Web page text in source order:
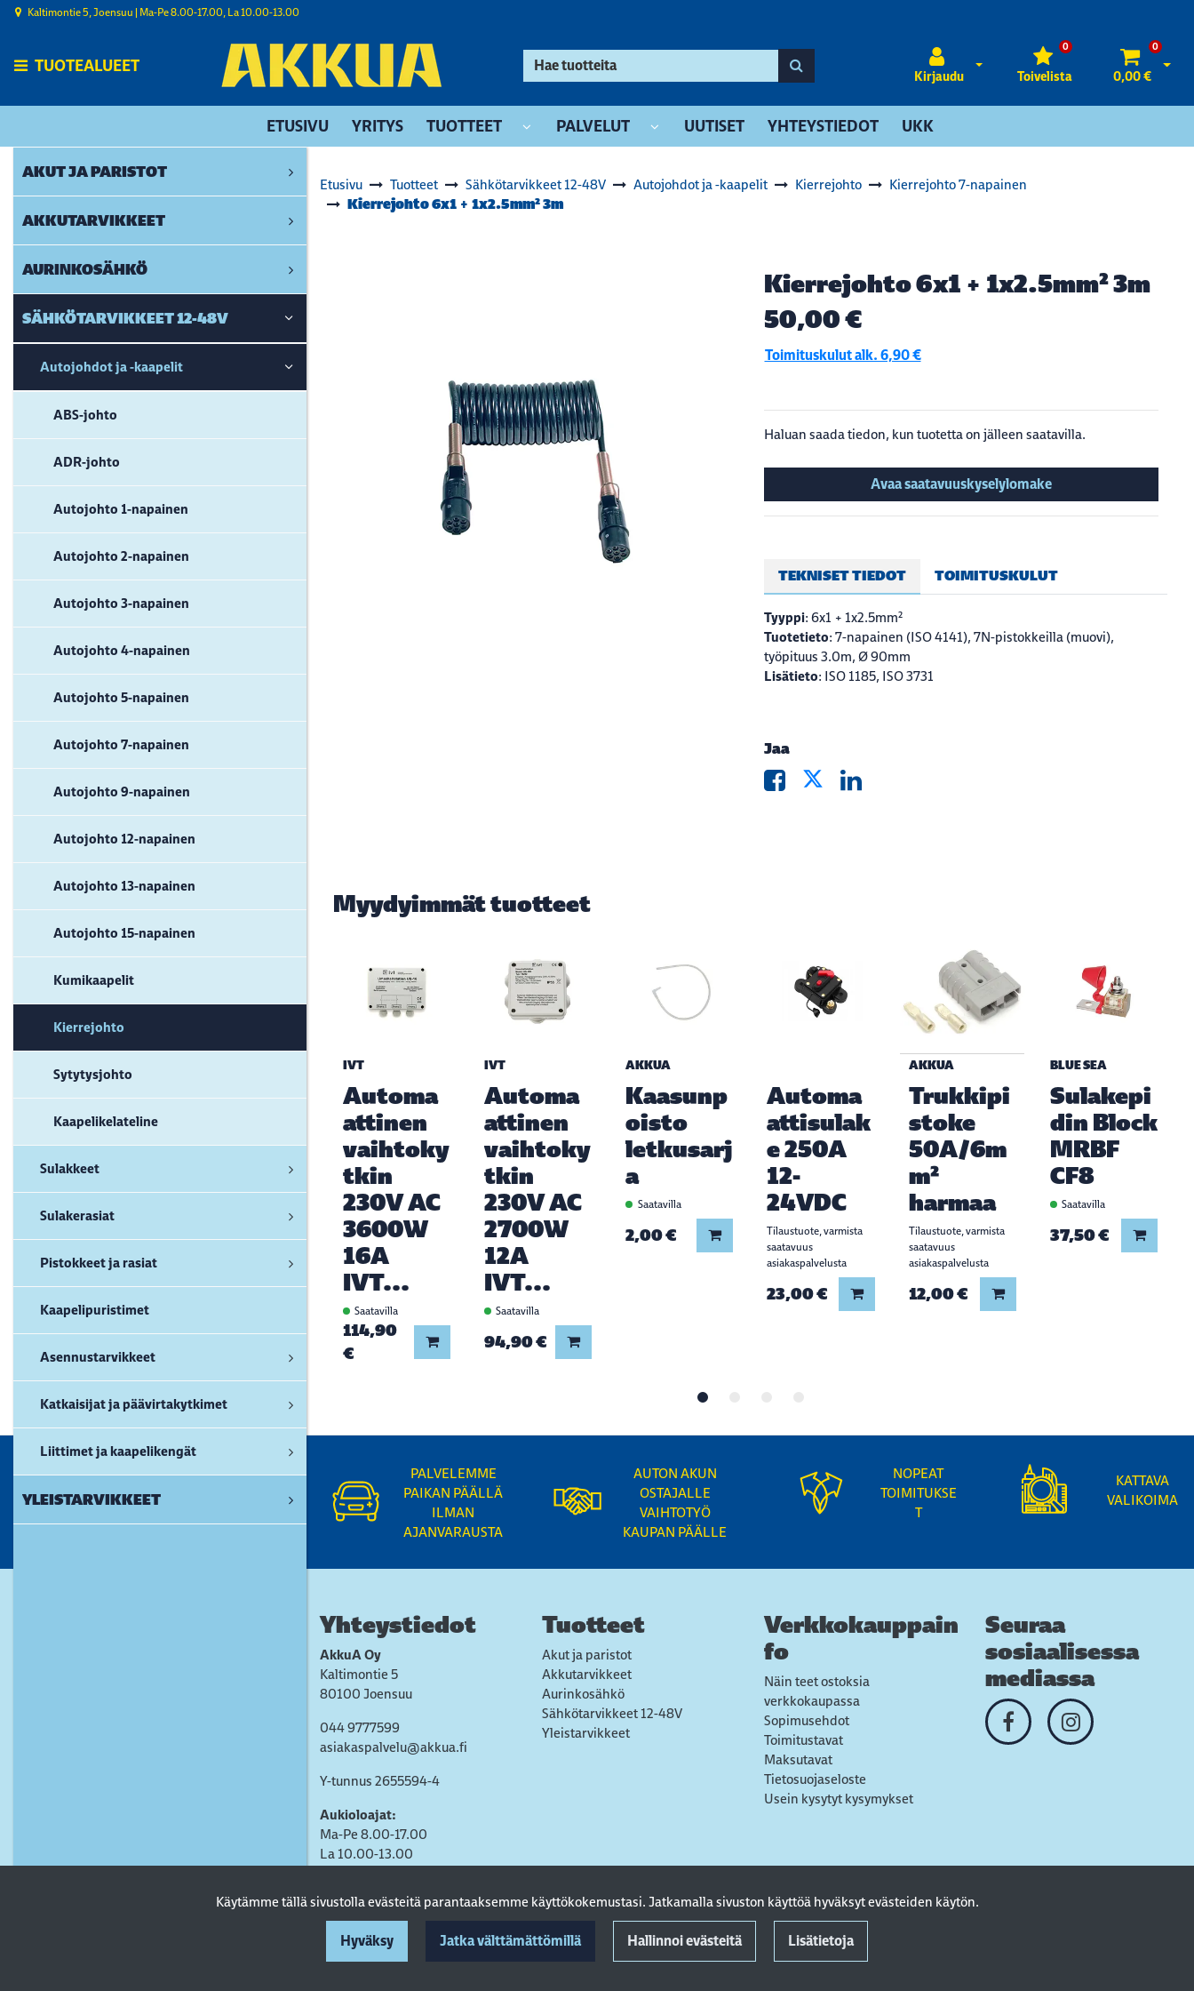
Käytämme tällä sivustolla evästeitä parantaaksemme käyttökokemustasi. Jatkamalla sivuston käyttöä hyväksyt evästeiden käytön.
Hyväksy Jatka välttämättömillä Hallinnoi evästeitä Lisätietoja
Siirry pääsisältöön
Kaltimontie 5, Joensuu | ​Ma-Pe 8.00-17.00, La 10.00-13.00
TUOTEALUEET
Kirjaudu
Avaa kirjautuminen
Toivelista
0 0
0,00 €
ETUSIVU YRITYS TUOTTEET PALVELUT UUTISET YHTEYSTIEDOT UKK
AKUT JA PARISTOT
AKKUTARVIKKEET
AURINKOSÄHKÖ
SÄHKÖTARVIKKEET 12-48V
Autojohdot ja -kaapelit
ABS-johto
ADR-johto
Autojohto 1-napainen
Autojohto 2-napainen
Autojohto 3-napainen
Autojohto 4-napainen
Autojohto 5-napainen
Autojohto 7-napainen
Autojohto 9-napainen
Autojohto 12-napainen
Autojohto 13-napainen
Autojohto 15-napainen
Kumikaapelit
Kierrejohto
Sytytysjohto
Kaapelikelateline
Sulakkeet
Sulakerasiat
Pistokkeet ja rasiat
Kaapelipuristimet
Asennustarvikkeet
Katkaisijat ja päävirtakytkimet
Liittimet ja kaapelikengät
YLEISTARVIKKEET
Etusivu Tuotteet Sähkötarvikkeet 12-48V Autojohdot ja -kaapelit Kierrejohto Kierrejohto 7-napainen
Kierrejohto 6x1 + 1x2.5mm² 3m
Kierrejohto 6x1 + 1x2.5mm² 3m
50,00 €
Toimituskulut alk. 6,90 €
Haluan saada tiedon, kun tuotetta on jälleen saatavilla.
Avaa saatavuuskyselylomake
TEKNISET TIEDOT TOIMITUSKULUT
Tyyppi: 6x1 + 1x2.5mm²
Tuotetieto: 7-napainen (ISO 4141), 7N-pistokkeilla (muovi),
työpituus 3.0m, Ø 90mm
Lisätieto: ISO 1185, ISO 3731
Jaa
Myydyimmät tuotteet
IVT
Automa
attinen
vaihtoky
tkin
230V AC
3600W
16A
IVT...
Saatavilla
114,90
€
Lisää koriin
IVT
Automa
attinen
vaihtoky
tkin
230V AC
2700W
12A
IVT...
Saatavilla
94,90 € Lisää koriin
AKKUA
Kaasunp
oisto
letkusarj
a
Saatavilla
2,00 € Lisää koriin
Automa
attisulak
e 250A
12-
24VDC
Tilaustuote, varmista
saatavuus
asiakaspalvelusta
23,00 € Lisää koriin
AKKUA
Trukkipi
stoke
50A/6m
m²
harmaa
Tilaustuote, varmista
saatavuus
asiakaspalvelusta
12,00 € Lisää koriin
BLUE SEA
Sulakepi
din Block
MRBF
CF8
Saatavilla
37,50 € Lisää
PALVELEMME
PAIKAN PÄÄLLÄ
ILMAN
AJANVARAUSTA
AUTON AKUN
OSTAJALLE
VAIHTOTYÖ
KAUPAN PÄÄLLE
NOPEAT
TOIMITUKSE
T
KATTAVA
VALIKOIMA
Yhteystiedot
AkkuA Oy
Kaltimontie 5
80100 Joensuu
044 9777599
asiakaspalvelu@akkua.fi
Y-tunnus 2655594-4
Aukioloajat:
Ma-Pe 8.00-17.00
La 10.00-13.00
Tuotteet
Akut ja paristot
Akkutarvikkeet
Aurinkosähkö
Sähkötarvikkeet 12-48V
Yleistarvikkeet
Verkkokauppain
fo
Näin teet ostoksia
verkkokaupassa
Sopimusehdot
Toimitustavat
Maksutavat
Tietosuojaseloste
Usein kysytyt kysymykset
Seuraa
sosiaalisessa
mediassa